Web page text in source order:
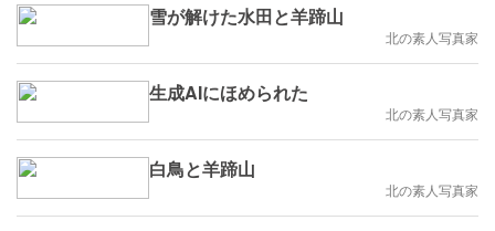
雪が解けた水田と羊蹄山
北の素人写真家
生成AIにほめられた
北の素人写真家
白鳥と羊蹄山
北の素人写真家